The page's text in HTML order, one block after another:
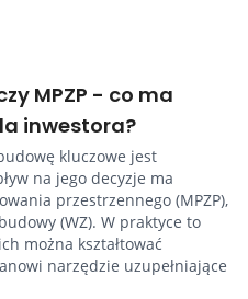
MPZP - co ma
inwestora?
kluczowe jest
na jego decyzje ma
przestrzennego (MPZP),
(WZ). W praktyce to
można kształtować
narzędzie uzupełniające